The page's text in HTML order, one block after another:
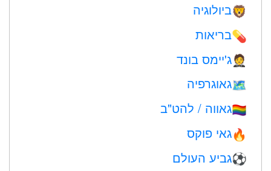
🦁ביולוגיה
💊בריאות
🤵ג'יימס בונד
🗺גאוגרפיה
🏳️‍🌈גאווה / להט"ב
🔥גאי פוקס
⚽גביע העולם